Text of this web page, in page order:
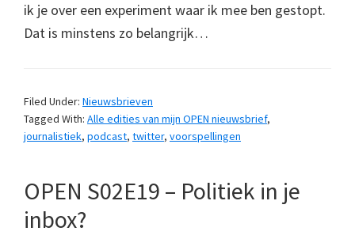
ik je over een experiment waar ik mee ben gestopt.
Dat is minstens zo belangrijk…
Filed Under: Nieuwsbrieven
Tagged With: Alle edities van mijn OPEN nieuwsbrief,
journalistiek, podcast, twitter, voorspellingen
OPEN S02E19 – Politiek in je
inbox?